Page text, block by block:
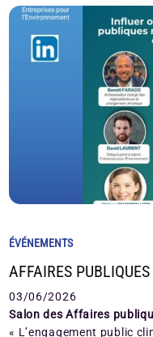
ÉVÉNEMENTS
AFFAIRES PUBLIQUES
03/06/2026
Salon des Affaires
« L’engagement public